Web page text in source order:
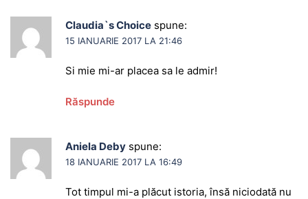
Claudia`s Choice spune:
15 IANUARIE 2017 LA 21:46
Si mie mi-ar placea sa le admir!
Răspunde
Aniela Deby spune:
18 IANUARIE 2017 LA 16:49
Tot timpul mi-a plăcut istoria, însă niciodată nu